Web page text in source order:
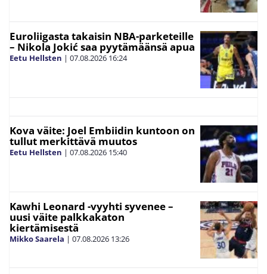
Euroliigasta takaisin NBA-parketeille
– Nikola Jokić saa pyytämäänsä apua
Eetu Hellsten | 07.08.2026 16:24
Kova väite: Joel Embiidin kuntoon on
tullut merkittävä muutos
Eetu Hellsten | 07.08.2026 15:40
Kawhi Leonard -vyyhti syvenee –
uusi väite palkkakaton
kiertämisestä
Mikko Saarela | 07.08.2026 13:26